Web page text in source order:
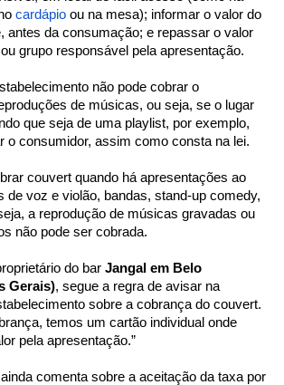
cardápio ou na mesa); informar o valor do
antes da consumação; e repassar o valor
grupo responsável pela apresentação.
não pode cobrar o
de músicas, ou seja, se o lugar
que seja de uma playlist, por exemplo,
o consumidor, assim como consta na lei.
couvert quando há apresentações ao
de voz e violão, bandas, stand-up comedy,
a reprodução de músicas gravadas ou
não pode ser cobrada.
do bar Jangal em Belo
Gerais), segue a regra de avisar na
sobre a cobrança do couvert.
temos um cartão individual onde
pela apresentação.”
comenta sobre a aceitação da taxa por